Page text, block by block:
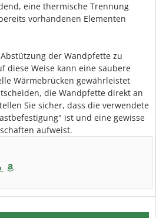
eine thermische Trennung
vorhandenen Elementen
der Wandpfette zu
diese Weise kann eine saubere
Wärmebrücken gewährleistet
die Wandpfette direkt an
Sie sicher, dass die verwendete
ist und eine gewisse
aufweist.